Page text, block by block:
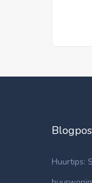
Huurtips: